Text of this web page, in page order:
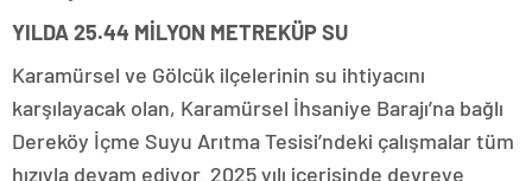
YILDA 25.44 MİLYON METREKÜP SU
Karamürsel ve Gölcük ilçelerinin su ihtiyacını
karşılayacak olan, Karamürsel İhsaniye Barajı’na bağlı
Dereköy İçme Suyu Arıtma Tesisi’ndeki çalışmalar tüm
hızıyla devam ediyor. 2025 yılı içerisinde devreye